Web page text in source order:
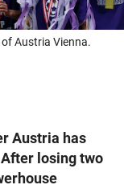
Austria Vienna.
Austria has
losing two